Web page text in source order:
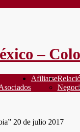
Afiliarse
20 de julio 2017